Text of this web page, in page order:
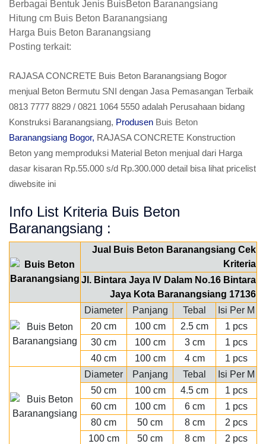
Berbagai Bentuk Jenis BuisBeton Baranangsiang
Hitung cm Buis Beton Baranangsiang
Harga Buis Beton Baranangsiang
Posting terkait:
RAJASA CONCRETE Buis Beton Baranangsiang Bogor
menjual Beton Bermutu SNI dengan Jasa Pemasangan Terbaik
0813 7777 8829 / 0821 1064 5550 adalah Perusahaan bidang
Konstruksi Baranangsiang, Produsen Buis Beton
Baranangsiang Bogor, RAJASA CONCRETE Konstruction
Beton yang memproduksi Material Beton menjual dari Harga
dasar kisaran Rp.55.000 s/d Rp.300.000 detail bisa lihat pricelist
diwebsite ini
Info List Kriteria Buis Beton
Baranangsiang :
Jual Buis Beton Baranangsiang Cek
Kriteria
Jl. Bintara Jaya IV Dalam No.16 Bintara
Jaya Kota Baranangsiang 17136
Diameter
Panjang Tebal
Isi Per M
20 cm
100 cm 2.5 cm
1 pcs
30 cm
100 cm 3 cm
1 pcs
40 cm
100 cm 4 cm
1 pcs
Diameter
Panjang Tebal
Isi Per M
50 cm
100 cm 4.5 cm
1 pcs
60 cm
100 cm 6 cm
1 pcs
80 cm
50 cm 8 cm
2 pcs
100 cm
50 cm 8 cm 2 pcs